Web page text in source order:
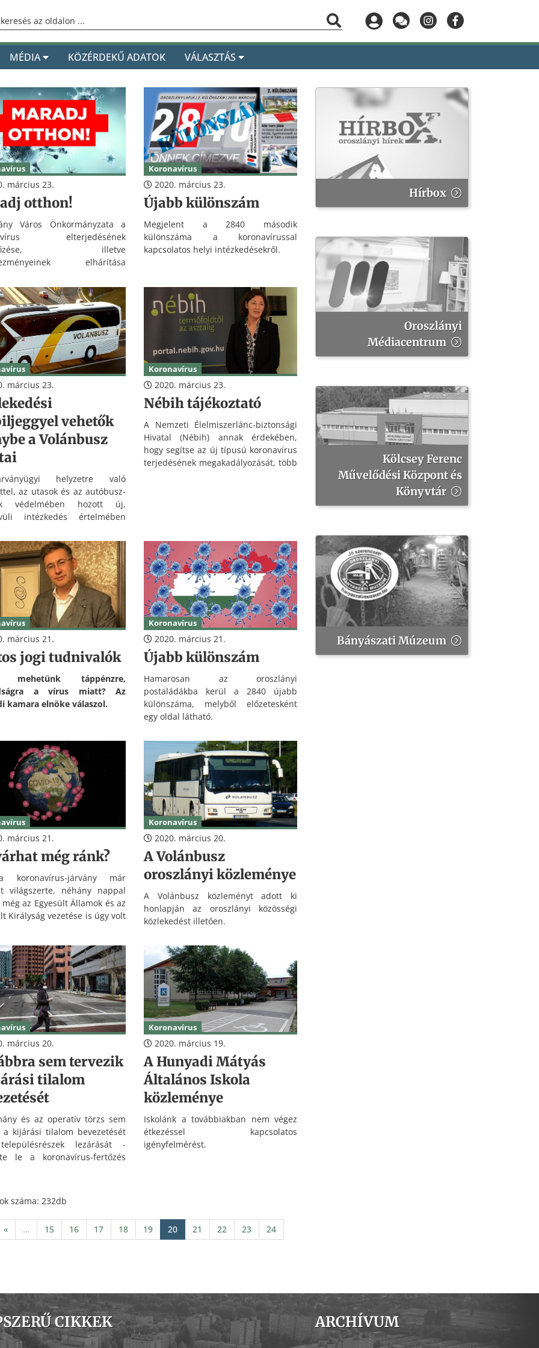
MÉDIA KÖZÉRDEKŰ ADATOK VÁLASZTÁS
március 23.
otthon!
Város Önkormányzata a
elterjedésének
illetve
elhárítása
Koronavírus
2020. március 23.
Újabb különszám
Megjelent a 2840 második
különszáma a koronavírussal
kapcsolatos helyi intézkedésekről.
március 23.
vehetők
a Volánbusz
helyzetre való
az utasok és az autóbusz-
védelmében hozott új,
intézkedés értelmében
jegyvásárlás a Volánbusz
járatán. Március 25-én,
üzemkezdettől pedig a
menetrend lép érvénybe
regionális és elővárosi
is.
Koronavírus
2020. március 23.
Nébih tájékoztató
A Nemzeti Élelmiszerlánc-biztonsági
Hivatal (Nébih) annak érdekében,
hogy segítse az új típusú koronavírus
terjedésének megakadályozását, több
március 21.
jogi tudnivalók
mehetünk táppénzre,
a vírus miatt? Az
kamara elnöke válaszol.
Koronavírus
2020. március 21.
Újabb különszám
Hamarosan az oroszlányi
postaládákba kerül a 2840 újabb
különszáma, melyből előzetesként
egy oldal látható.
március 21.
még ránk?
koronavírus-járvány már
világszerte, néhány nappal
az Egyesült Államok és az
Királyság vezetése is úgy volt
kormány kapcsolt: Nagy-
az iskolák bezárásánál
amellett, hogy felszólították
év felettieket, maradjanak
általában is ezt javasolják
az Egyesült
pedig a 10 főnél nagyobb
elkerülését és
javasolnak.
Koronavírus
2020. március 20.
A Volánbusz
oroszlányi közleménye
A Volánbusz közleményt adott ki
honlapján az oroszlányi közösségi
közlekedést illetően.
március 20.
sem tervezik
tilalom
és az operatív törzs sem
a kijárási tilalom bevezetését
lezárását -
le a koronavírus-fertőzés
Koronavírus
2020. március 19.
A Hunyadi Mátyás
Általános Iskola
közleménye
Iskolánk a továbbiakban nem végez
étkezéssel kapcsolatos
igényfelmérést.
száma: 232db
« … 15 16 17 18 19 20 21 22 23
24
Hírbox
Oroszlányi
Médiacentrum
Kölcsey Ferenc
Művelődési Központ és
Könyvtár
Bányászati Múzeum
CIKKEK ARCHÍVUM